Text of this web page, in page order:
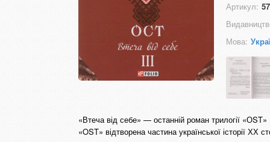
Артикул:
Мова:
«Втеча від себе» — останній роман трилогії
«OST» відтворена частина української історії ХХ